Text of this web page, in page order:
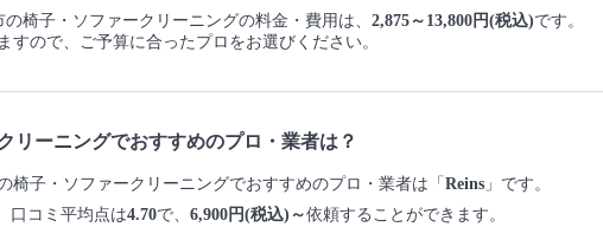
椅子・ソファークリーニングの料金・費用は、 2,875～13,800円(税込)です。
ので、ご予算に合ったプロをお選びください。
リーニングでおすすめのプロ・業者は？
椅子・ソファークリーニングでおすすめのプロ・業者は「 Reins 」です。
口コミ平均点は4.70で、 6,900円(税込)～依頼することができます。